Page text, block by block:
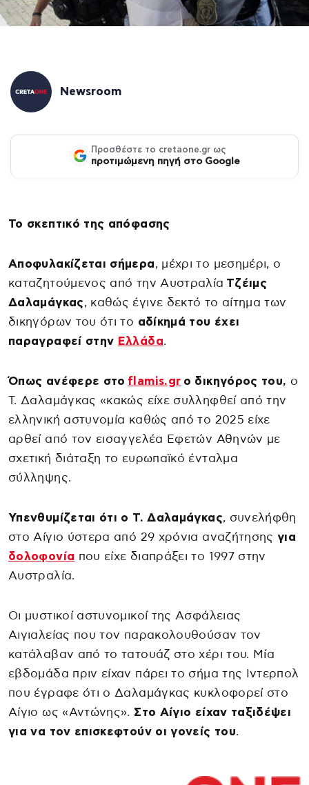
Newsroom
Προσθέστε το cretaone.gr ως
προτιμώμενη πηγή στο Google
Το σκεπτικό της απόφασης
Αποφυλακίζεται σήμερα, μέχρι το μεσημέρι, ο
καταζητούμενος από την Αυστραλία Τζέιμς
Δαλαμάγκας, καθώς έγινε δεκτό το αίτημα των
δικηγόρων του ότι το αδίκημά του έχει
παραγραφεί στην Ελλάδα.
Όπως ανέφερε στο flamis.gr ο δικηγόρος του, ο
Τ. Δαλαμάγκας «κακώς είχε συλληφθεί από την
ελληνική αστυνομία καθώς από το 2025 είχε
αρθεί από τον εισαγγελέα Εφετών Αθηνών με
σχετική διάταξη το ευρωπαϊκό ένταλμα
σύλληψης.
Υπενθυμίζεται ότι ο Τ. Δαλαμάγκας, συνελήφθη
στο Αίγιο ύστερα από 29 χρόνια αναζήτησηςγια
δολοφονία που είχε διαπράξει το 1997 στην
Αυστραλία.
Οι μυστικοί αστυνομικοί της Ασφάλειας
Αιγιαλείας που τον παρακολουθούσαν τον
κατάλαβαν από το τατουάζ στο χέρι του. Μία
εβδομάδα πριν είχαν πάρει το σήμα της Ιντερπολ
που έγραφε ότι ο Δαλαμάγκας κυκλοφορεί στο
Αίγιο ως «Αντώνης». Στο Αίγιο είχαν ταξιδέψει
για να τον επισκεφτούν οι γονείς του.